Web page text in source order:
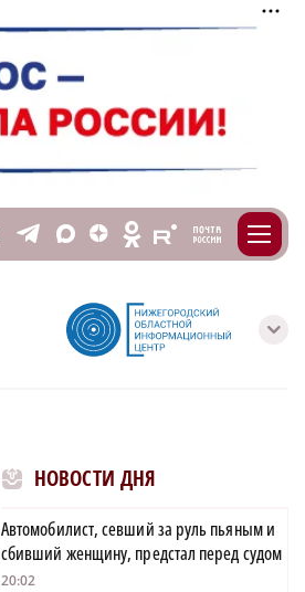
T X Z O E m
с
НОВОСТИ ДНЯ
Автомобилист, севший за руль пьяным и
сбивший женщину, предстал перед судом
20:02